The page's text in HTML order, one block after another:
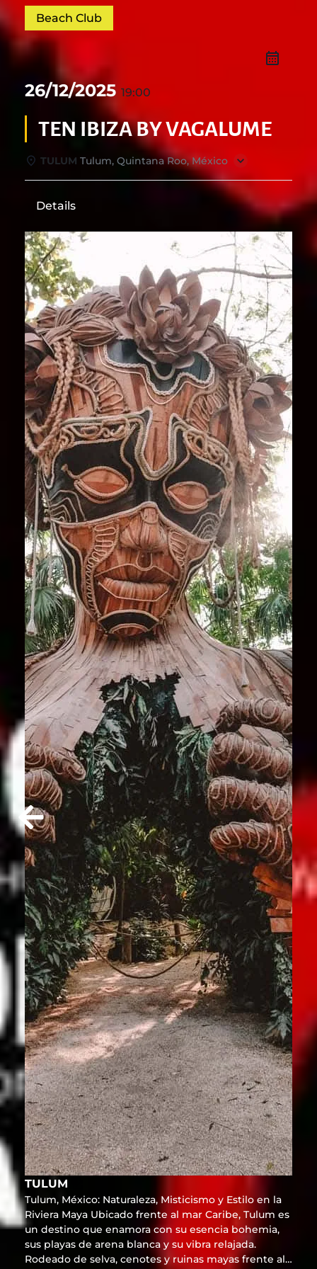
Beach Club
26/12/2025 19:00
TEN IBIZA BY VAGALUME
TULUM Tulum, Quintana Roo, México
Details
TULUM
Tulum, México: Naturaleza, Misticismo y Estilo en la
Riviera Maya Ubicado frente al mar Caribe, Tulum es
un destino que enamora con su esencia bohemia,
sus playas de arena blanca y su vibra relajada.
Rodeado de selva, cenotes y ruinas mayas frente al